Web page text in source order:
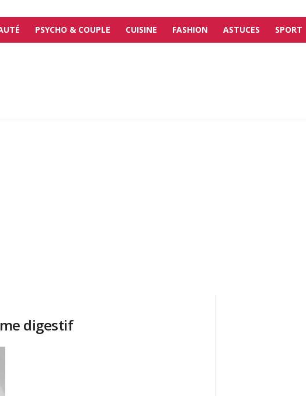
PSYCHO & COUPLE CUISINE FASHION ASTUCES SPORT
digestif